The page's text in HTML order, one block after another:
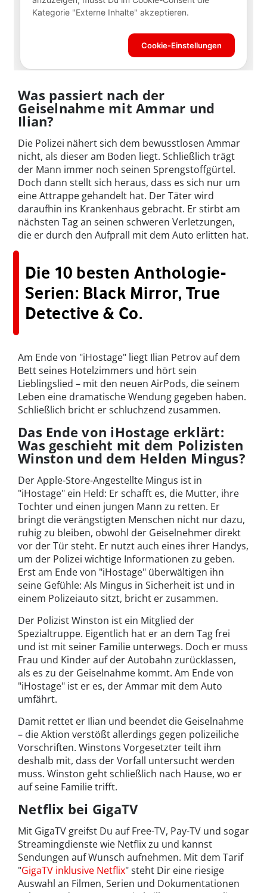
Was passiert nach der
Geiselnahme mit Ammar und
Ilian?
Die Polizei nähert sich dem bewusstlosen Ammar
nicht, als dieser am Boden liegt. Schließlich trägt
der Mann immer noch seinen Sprengstoffgürtel.
Doch dann stellt sich heraus, dass es sich nur um
eine Attrappe gehandelt hat. Der Täter wird
daraufhin ins Krankenhaus gebracht. Er stirbt am
nächsten Tag an seinen schweren Verletzungen,
die er durch den Aufprall mit dem Auto erlitten hat.
Die 10 besten Anthologie-
Serien: Black Mirror, True
Detective & Co.
Am Ende von "iHostage" liegt Ilian Petrov auf dem
Bett seines Hotelzimmers und hört sein
Lieblingslied – mit den neuen AirPods, die seinem
Leben eine dramatische Wendung gegeben haben.
Schließlich bricht er schluchzend zusammen.
Das Ende von iHostage erklärt:
Was geschieht mit dem Polizisten
Winston und dem Helden Mingus?
Der Apple-Store-Angestellte Mingus ist in
"iHostage" ein Held: Er schafft es, die Mutter, ihre
Tochter und einen jungen Mann zu retten. Er
bringt die verängstigten Menschen nicht nur dazu,
ruhig zu bleiben, obwohl der Geiselnehmer direkt
vor der Tür steht. Er nutzt auch eines ihrer Handys,
um der Polizei wichtige Informationen zu geben.
Erst am Ende von "iHostage" überwältigen ihn
seine Gefühle: Als Mingus in Sicherheit ist und in
einem Polizeiauto sitzt, bricht er zusammen.
Der Polizist Winston ist ein Mitglied der
Spezialtruppe. Eigentlich hat er an dem Tag frei
und ist mit seiner Familie unterwegs. Doch er muss
Frau und Kinder auf der Autobahn zurücklassen,
als es zu der Geiselnahme kommt. Am Ende von
"iHostage" ist er es, der Ammar mit dem Auto
umfährt.
Damit rettet er Ilian und beendet die Geiselnahme
– die Aktion verstößt allerdings gegen polizeiliche
Vorschriften. Winstons Vorgesetzter teilt ihm
deshalb mit, dass der Vorfall untersucht werden
muss. Winston geht schließlich nach Hause, wo er
auf seine Familie trifft.
Netflix bei GigaTV
Mit GigaTV greifst Du auf Free-TV, Pay-TV und sogar
Streamingdienste wie Netflix zu und kannst
Sendungen auf Wunsch aufnehmen. Mit dem Tarif
"GigaTV inklusive Netflix" steht Dir eine riesige
Auswahl an Filmen, Serien und Dokumentationen